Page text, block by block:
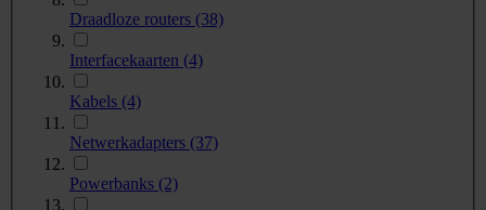
Draadloze routers (38)
Interfacekaarten (4)
Kabels (4)
Netwerkadapters (37)
Powerbanks (2)